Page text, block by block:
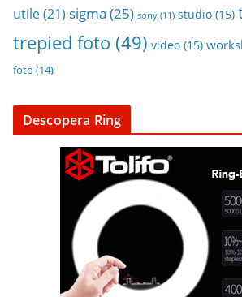
utile(21) sigma (25) sony (11) studio (15)
trepied foto (49) video (15)
foto (14)
Descopera Ring